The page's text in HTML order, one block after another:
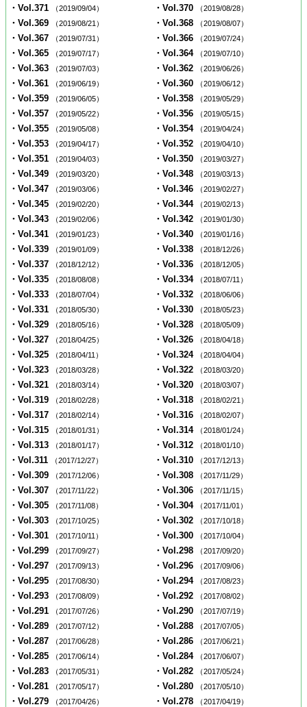
・Vol.371 （2019/09/04） ・Vol.370 （2019/08/28）
・Vol.369 （2019/08/21） ・Vol.368 （2019/08/07）
・Vol.367 （2019/07/31） ・Vol.366 （2019/07/24）
・Vol.365 （2019/07/17） ・Vol.364 （2019/07/10）
・Vol.363 （2019/07/03） ・Vol.362 （2019/06/26）
・Vol.361 （2019/06/19） ・Vol.360 （2019/06/12）
・Vol.359 （2019/06/05） ・Vol.358 （2019/05/29）
・Vol.357 （2019/05/22） ・Vol.356 （2019/05/15）
・Vol.355 （2019/05/08） ・Vol.354 （2019/04/24）
・Vol.353 （2019/04/17） ・Vol.352 （2019/04/10）
・Vol.351 （2019/04/03） ・Vol.350 （2019/03/27）
・Vol.349 （2019/03/20） ・Vol.348 （2019/03/13）
・Vol.347 （2019/03/06） ・Vol.346 （2019/02/27）
・Vol.345 （2019/02/20） ・Vol.344 （2019/02/13）
・Vol.343 （2019/02/06） ・Vol.342 （2019/01/30）
・Vol.341 （2019/01/23） ・Vol.340 （2019/01/16）
・Vol.339 （2019/01/09） ・Vol.338 （2018/12/26）
・Vol.337 （2018/12/12） ・Vol.336 （2018/12/05）
・Vol.335 （2018/08/08） ・Vol.334 （2018/07/11）
・Vol.333 （2018/07/04） ・Vol.332 （2018/06/06）
・Vol.331 （2018/05/30） ・Vol.330 （2018/05/23）
・Vol.329 （2018/05/16） ・Vol.328 （2018/05/09）
・Vol.327 （2018/04/25） ・Vol.326 （2018/04/18）
・Vol.325 （2018/04/11） ・Vol.324 （2018/04/04）
・Vol.323 （2018/03/28） ・Vol.322 （2018/03/20）
・Vol.321 （2018/03/14） ・Vol.320 （2018/03/07）
・Vol.319 （2018/02/28） ・Vol.318 （2018/02/21）
・Vol.317 （2018/02/14） ・Vol.316 （2018/02/07）
・Vol.315 （2018/01/31） ・Vol.314 （2018/01/24）
・Vol.313 （2018/01/17） ・Vol.312 （2018/01/10）
・Vol.311 （2017/12/27） ・Vol.310 （2017/12/13）
・Vol.309 （2017/12/06） ・Vol.308 （2017/11/29）
・Vol.307 （2017/11/22） ・Vol.306 （2017/11/15）
・Vol.305 （2017/11/08） ・Vol.304 （2017/11/01）
・Vol.303 （2017/10/25） ・Vol.302 （2017/10/18）
・Vol.301 （2017/10/11） ・Vol.300 （2017/10/04）
・Vol.299 （2017/09/27） ・Vol.298 （2017/09/20）
・Vol.297 （2017/09/13） ・Vol.296 （2017/09/06）
・Vol.295 （2017/08/30） ・Vol.294 （2017/08/23）
・Vol.293 （2017/08/09） ・Vol.292 （2017/08/02）
・Vol.291 （2017/07/26） ・Vol.290 （2017/07/19）
・Vol.289 （2017/07/12） ・Vol.288 （2017/07/05）
・Vol.287 （2017/06/28） ・Vol.286 （2017/06/21）
・Vol.285 （2017/06/14） ・Vol.284 （2017/06/07）
・Vol.283 （2017/05/31） ・Vol.282 （2017/05/24）
・Vol.281 （2017/05/17） ・Vol.280 （2017/05/10）
・Vol.279 （2017/04/26） ・Vol.278 （2017/04/19）